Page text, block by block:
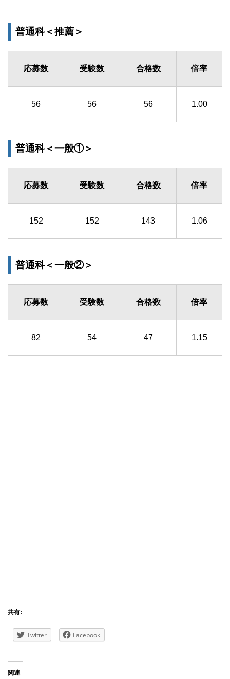
普通科＜推薦＞
応募数 受験数 合格数 倍率
56 56 56 1.00
普通科＜一般①＞
応募数 受験数 合格数 倍率
152 152 143 1.06
普通科＜一般②＞
応募数 受験数 合格数 倍率
82 54 47 1.15
共有:
Twitter Facebook
関連